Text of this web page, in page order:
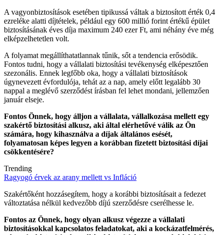
A vagyonbiztosítások esetében tipikussá váltak a biztosított érték 0,4
ezreléke alatti díjtételek, például egy 600 millió forint értékű épület
biztosításának éves díja maximum 240 ezer Ft, ami néhány éve még
elképzelhetetlen volt.
A folyamat megállíthatatlannak tűnik, sőt a tendencia erősödik.
Fontos tudni, hogy a vállalati biztosítási tevékenység elképesztően
szezonális. Ennek legfőbb oka, hogy a vállalati biztosítások
úgynevezett évfordulója, tehát az a nap, amely előtt legalább 30
nappal a meglévő szerződést írásban fel lehet mondani, jellemzően
január elseje.
Fontos Önnek, hogy álljon a vállalata, vállalkozása mellett egy
szakértő biztosítási alkusz, aki által elérhetővé válik az Ön
számára, hogy kihasználva a díjak általános esését,
folyamatosan képes legyen a korábban fizetett biztosítási díjai
csökkentésére?
Trending
Ragyogó érvek az arany mellett vs Infláció
Szakértőként hozzásegítem, hogy a korábbi biztosításait a fedezet
változtatása nélkül kedvezőbb díjú szerződésre cserélhesse le.
Fontos az Önnek, hogy olyan alkusz végezze a vállalati
biztosításokkal kapcsolatos feladatokat, aki a kockázatfelmérés,